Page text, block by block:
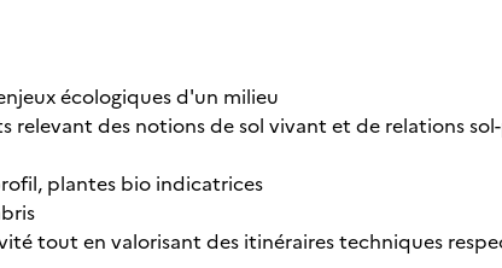
écologiques d'un milieu
des notions de sol vivant et de relations
plantes bio indicatrices
tout en valorisant des itinéraires techniques